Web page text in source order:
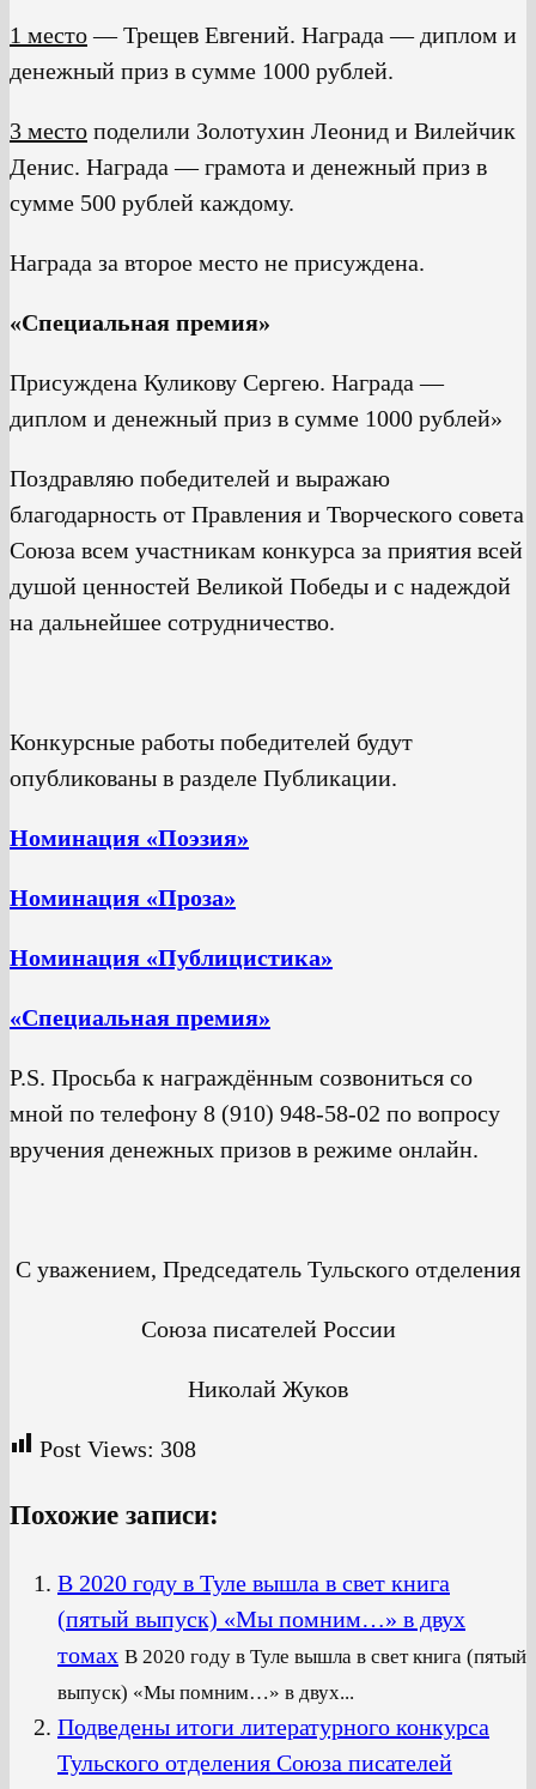
1 место— Трещев Евгений. Награда — диплом и
денежный приз в сумме 1000 рублей.
3 место поделили Золотухин Леонид и Вилейчик
Денис. Награда — грамота и денежный приз в
сумме 500 рублей каждому.
Награда за второе место не присуждена.
«Специальная премия»
Присуждена Куликову Сергею. Награда —
диплом и денежный приз в сумме 1000 рублей»
Поздравляю победителей и выражаю
благодарность от Правления и Творческого совета
Союза всем участникам конкурса за приятия всей
душой ценностей Великой Победы и с надеждой
на дальнейшее сотрудничество.
Конкурсные работы победителей будут
опубликованы в разделе Публикации.
Номинация «Поэзия»
Номинация «Проза»
Номинация «Публицистика»
«Специальная премия»
P.S. Просьба к награждённым созвониться со
мной по телефону 8 (910) 948-58-02 по вопросу
вручения денежных призов в режиме онлайн.
С уважением, Председатель Тульского отделения
Союза писателей России
Николай Жуков
Post Views: 308
Похожие записи:
В 2020 году в Туле вышла в свет книга
(пятый выпуск) «Мы помним…» в двух
томах В 2020 году в Туле вышла в свет книга (пятый
выпуск) «Мы помним…» в двух...
Подведены итоги литературного конкурса
Тульского отделения Союза писателей